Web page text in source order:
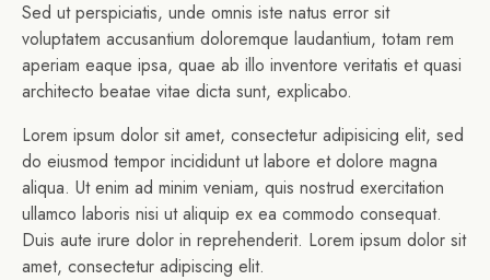
Sed ut perspiciatis, unde omnis iste natus error sit
voluptatem accusantium doloremque laudantium, totam rem
aperiam eaque ipsa, quae ab illo inventore veritatis et quasi
architecto beatae vitae dicta sunt, explicabo.
Lorem ipsum dolor sit amet, consectetur adipisicing elit, sed
do eiusmod tempor incididunt ut labore et dolore magna
aliqua. Ut enim ad minim veniam, quis nostrud exercitation
ullamco laboris nisi ut aliquip ex ea commodo consequat.
Duis aute irure dolor in reprehenderit. Lorem ipsum dolor sit
amet, consectetur adipiscing elit.